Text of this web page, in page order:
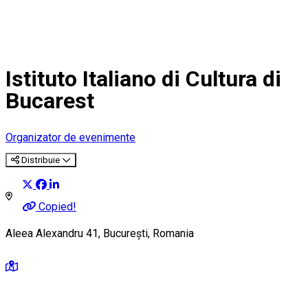
Istituto Italiano di Cultura di
Bucarest
Organizator de evenimente
Distribuie
Copied!
Aleea Alexandru 41, București, Romania